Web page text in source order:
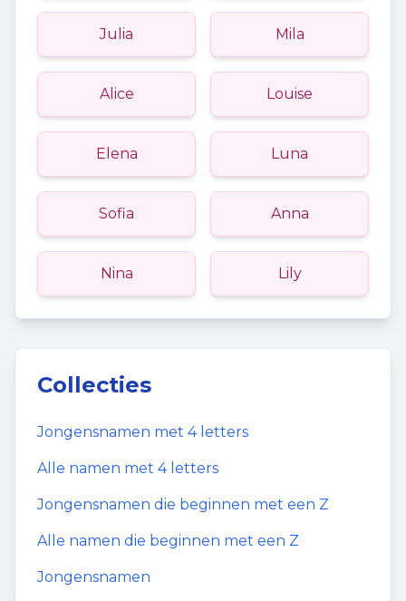
Julia Mila
Alice Louise
Elena Luna
Sofia Anna
Nina Lily
Collecties
Jongensnamen met 4letters
Alle namen met 4letters
Jongensnamen die beginnen met een Z
Alle namen die beginnen met een Z
Jongensnamen